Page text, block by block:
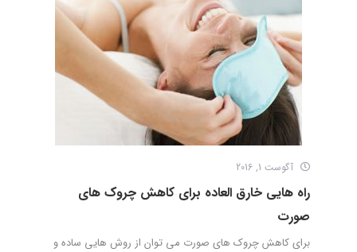
آگوست 1, 2016
راه هایی خارق العاده برای کاهش چروک های
صورت
برای کاهش چروک های صورت می توان از روش هایی ساده و